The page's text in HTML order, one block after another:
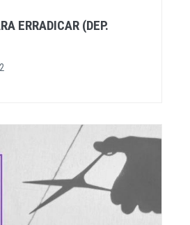
ERRADICAR (DEP.